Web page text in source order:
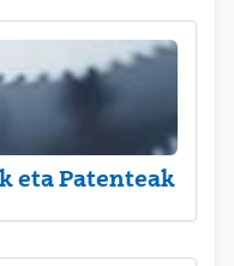
eta Patenteak